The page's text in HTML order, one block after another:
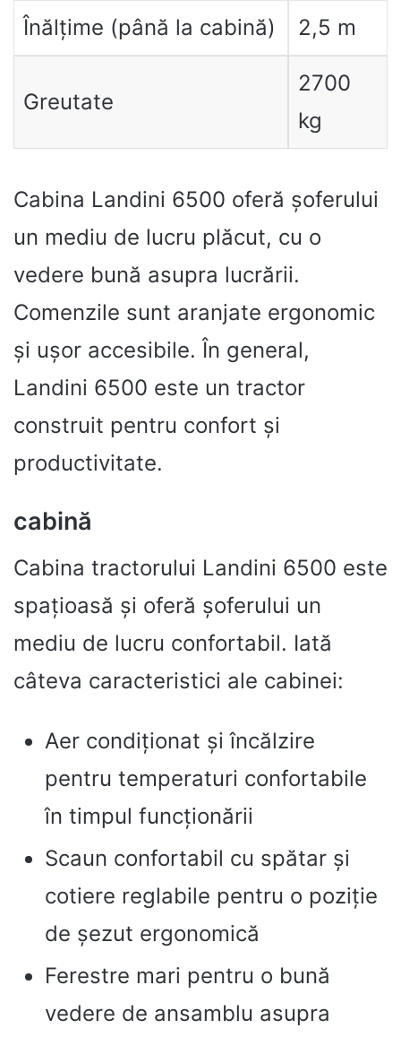
Înălțime (până la cabină) 2,5 m
Greutate
2700
kg
Cabina Landini 6500 oferă șoferului
un mediu de lucru plăcut, cu o
vedere bună asupra lucrării.
Comenzile sunt aranjate ergonomic
și ușor accesibile. În general,
Landini 6500 este un tractor
construit pentru confort și
productivitate.
cabină
Cabina tractorului Landini 6500 este
spațioasă și oferă șoferului un
mediu de lucru confortabil. Iată
câteva caracteristici ale cabinei:
Aer condiționat și încălzire
pentru temperaturi confortabile
în timpul funcționării
Scaun confortabil cu spătar și
cotiere reglabile pentru o poziție
de șezut ergonomică
Ferestre mari pentru o bună
vedere de ansamblu asupra